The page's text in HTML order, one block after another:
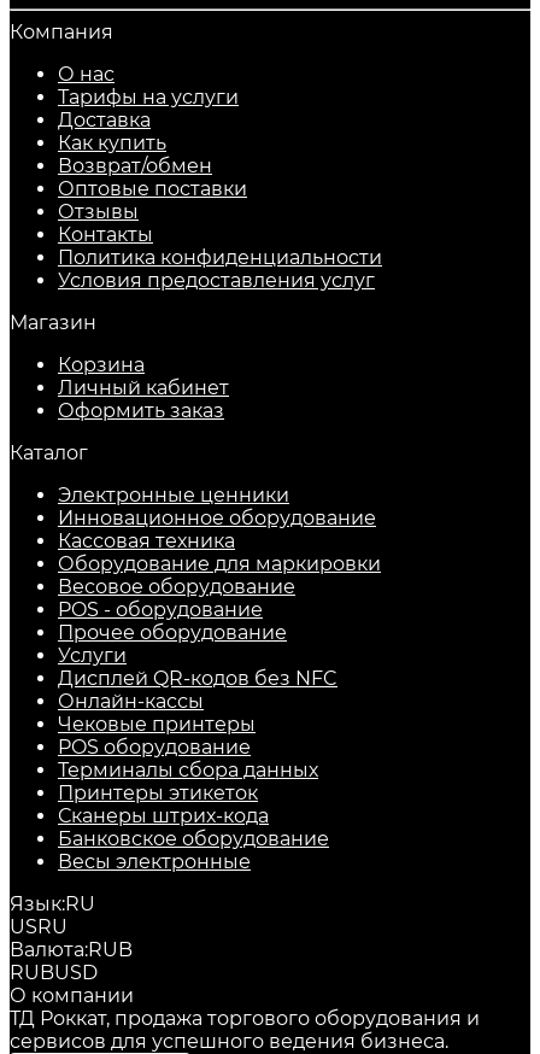
Компания
О нас
Тарифы на услуги
Доставка
Как купить
Возврат/обмен
Оптовые поставки
Отзывы
Контакты
Политика конфиденциальности
Условия предоставления услуг
Магазин
Корзина
Личный кабинет
Оформить заказ
Каталог
Электронные ценники
Инновационное оборудование
Кассовая техника
Оборудование для маркировки
Весовое оборудование
POS - оборудование
Прочее оборудование
Услуги
Дисплей QR-кодов без NFC
Онлайн-кассы
Чековые принтеры
POS оборудование
Терминалы сбора данных
Принтеры этикеток
Сканеры штрих-кода
Банковское оборудование
Весы электронные
Язык:RU
USRU
Валюта:RUB
RUBUSD
О компании
ТД Роккат, продажа торгового оборудования и
сервисов для успешного ведения бизнеса.